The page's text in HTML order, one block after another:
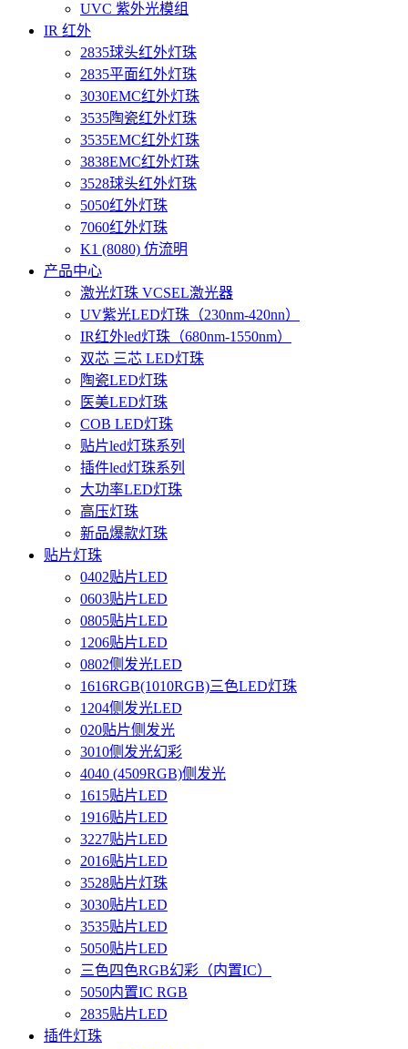
UVC 紫外光模组
IR 红外
2835球头红外灯珠
2835平面红外灯珠
3030EMC红外灯珠
3535陶瓷红外灯珠
3535EMC红外灯珠
3838EMC红外灯珠
3528球头红外灯珠
5050红外灯珠
7060红外灯珠
K1 (8080) 仿流明
产品中心
激光灯珠 VCSEL激光器
UV紫光LED灯珠（230nm-420nn）
IR红外led灯珠（680nm-1550nm）
双芯 三芯 LED灯珠
陶瓷LED灯珠
医美LED灯珠
COB LED灯珠
贴片led灯珠系列
插件led灯珠系列
大功率LED灯珠
高压灯珠
新品爆款灯珠
贴片灯珠
0402贴片LED
0603贴片LED
0805贴片LED
1206贴片LED
0802侧发光LED
1616RGB(1010RGB)三色LED灯珠
1204侧发光LED
020贴片侧发光
3010侧发光幻彩
4040 (4509RGB)侧发光
1615贴片LED
1916贴片LED
3227贴片LED
2016贴片LED
3528贴片灯珠
3030贴片LED
3535贴片LED
5050贴片LED
三色四色RGB幻彩（内置IC）
5050内置IC RGB
2835贴片LED
插件灯珠